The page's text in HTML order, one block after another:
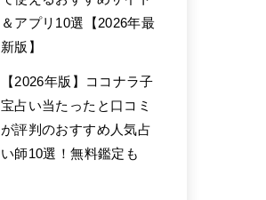
＆アプリ10選【2026年最
新版】
【2026年版】ココナラ子
宝占い当たったと口コミ
が評判のおすすめ人気占
い師10選！無料鑑定も